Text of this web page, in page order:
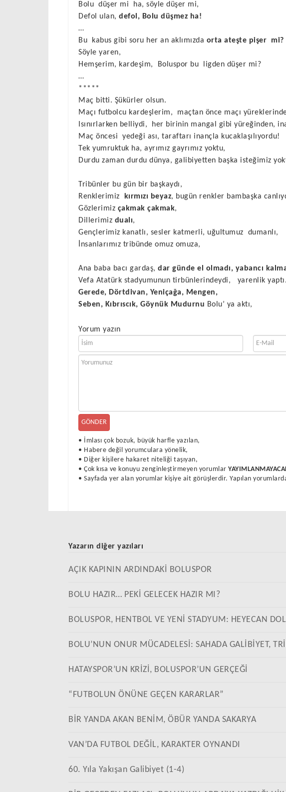
Bolu düşer mi
ha, söyle düşer mi,
Defol ulan, defol, Bolu düşmez ha!
…
Bu
kabus gibi soru her an aklımızda orta ateşte pişer
mi?
Söyle yaren,
Hemşerim, kardeşim,
Boluspor bu
ligden düşer mi?
…
*****
Maç bitti. Şükürler olsun.
Maçı futbolcu kardeşlerim,
maçtan önce maçı
Isınırlarken belliydi,
her birinin mangal gibi yüreğinden,
Maç öncesi
yedeği ası, taraftarı inançla kucaklaşılıyordu!
Tek yumruktuk ha, ayrımız gayrımız yoktu,
Durdu zaman durdu dünya, galibiyetten başka isteğimiz
Tribünler bu gün bir başkaydı,
Renklerimiz
kırmızı beyaz, bugün renkler bambaşka
Gözlerimiz çakmak çakmak,
Dillerimiz dualı,
Gençlerimiz kanatlı, sesler katmerli, uğultumuz
dumanlı,
İnsanlarımız tribünde omuz omuza,
Ana baba bacı gardaş, dar günde el olmadı, yabancı
Vefa Atatürk stadyumunun tirbünlerindeydi,
yarenlik yaptı.
Gerede, Dörtdivan, Yeniçağa, Mengen,
Seben, Kıbrıscık, Göynük Mudurnu Bolu’ ya aktı,
Yorum yazın
GÖNDER
•
İmlası çok bozuk, büyük harfle yazılan,
• Habere değil yorumculara yönelik,
• Diğer kişilere hakaret niteliği taşıyan,
• Çok kısa ve konuyu zenginleştirmeyen yorumlar
• Sayfada yer alan yorumlar kişiye ait görüşlerdir. Yapılan
Yazarın diğer yazıları
AÇIK KAPININ ARDINDAKİ BOLUSPOR
BOLU HAZIR… PEKİ GELECEK HAZIR MI?
BOLUSPOR, HENTBOL VE YENİ STADYUM: HEYECAN
BOLU’NUN ONUR MÜCADELESİ: SAHADA GALİBİYET,
HATAYSPOR’UN KRİZİ, BOLUSPOR’UN GERÇEĞİ
“FUTBOLUN ÖNÜNE GEÇEN KARARLAR”
BİR YANDA AKAN BENİM, ÖBÜR YANDA SAKARYA
VAN’DA FUTBOL DEĞİL, KARAKTER OYNANDI
60. Yıla Yakışan Galibiyet (1-4)